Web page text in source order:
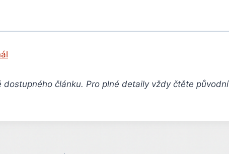
článku. Pro plné detaily vždy čtěte původní